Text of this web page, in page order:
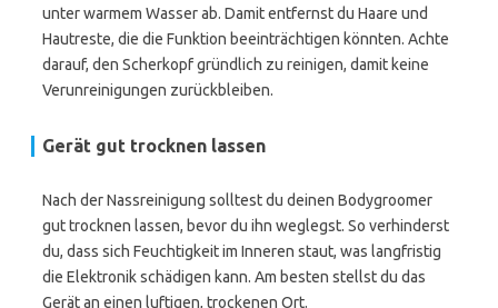
unter warmem Wasser ab. Damit entfernst du Haare und
Hautreste, die die Funktion beeinträchtigen könnten. Achte
darauf, den Scherkopf gründlich zu reinigen, damit keine
Verunreinigungen zurückbleiben.
Gerät gut trocknen lassen
Nach der Nassreinigung solltest du deinen Bodygroomer
gut trocknen lassen, bevor du ihn weglegst. So verhinderst
du, dass sich Feuchtigkeit im Inneren staut, was langfristig
die Elektronik schädigen kann. Am besten stellst du das
Gerät an einen luftigen, trockenen Ort.